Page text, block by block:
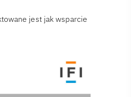
jest jak wsparcie